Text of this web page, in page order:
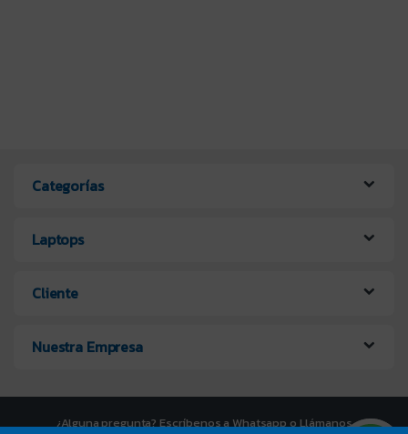
Categorías
Laptops
Cliente
Nuestra Empresa
¿Alguna pregunta? Escríbenos a Whatsapp o Llámanos